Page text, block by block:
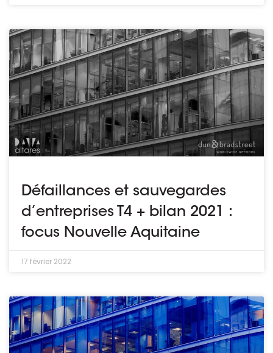
Défaillances et sauvegardes
d’entreprises T4 + bilan 2021 :
focus Nouvelle Aquitaine
17 février 2022